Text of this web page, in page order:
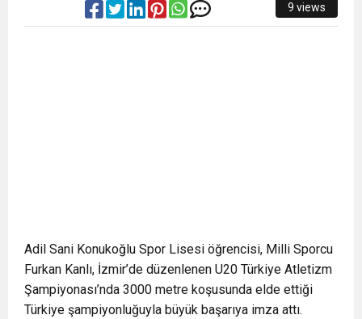
9 views
Adil Sani Konukoğlu Spor Lisesi öğrencisi, Milli Sporcu
Furkan Kanlı, İzmir’de düzenlenen U20 Türkiye Atletizm
Şampiyonası’nda 3000 metre koşusunda elde ettiği
Türkiye şampiyonluğuyla büyük başarıya imza attı.